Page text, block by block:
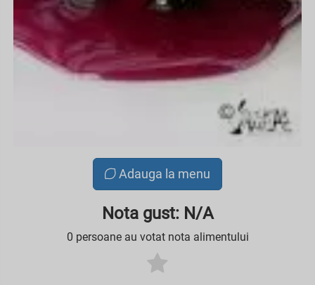
Adauga la menu
Nota gust: N/A
0 persoane au votat nota alimentului